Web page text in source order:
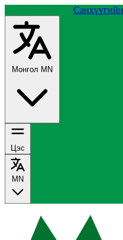
Монгол MN
Цэс
MN